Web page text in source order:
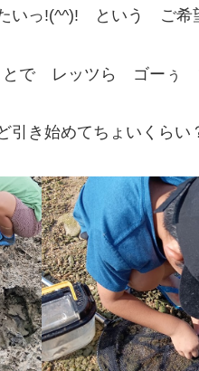
いっ!(^^)! という ご希
で レッツら ゴーぅ
引き始めてちょいくら